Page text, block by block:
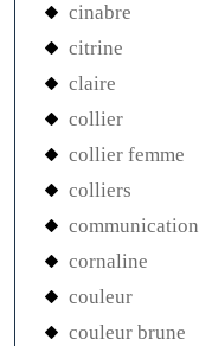
cinabre
citrine
claire
collier
collier femme
colliers
communication
cornaline
couleur
couleur brune